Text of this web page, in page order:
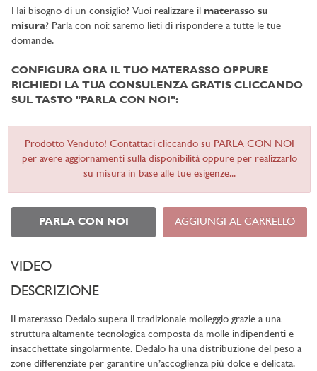
Hai bisogno di un consiglio? Vuoi realizzare il materasso su
misura? Parla con noi: saremo lieti di rispondere a tutte le tue
domande.
CONFIGURA ORA IL TUO MATERASSO OPPURE
RICHIEDI LA TUA CONSULENZA GRATIS CLICCANDO
SUL TASTO "PARLA CON NOI":
Prodotto Venduto! Contattaci cliccando su PARLA CON NOI
per avere aggiornamenti sulla disponibilità oppure per realizzarlo
su misura in base alle tue esigenze...
PARLA CON NOI AGGIUNGI AL CARRELLO
VIDEO
DESCRIZIONE
Il materasso Dedalo supera il tradizionale molleggio grazie a una
struttura altamente tecnologica composta da molle indipendenti e
insacchettate singolarmente. Dedalo ha una distribuzione del peso a
zone differenziate per garantire un’accoglienza più dolce e delicata.